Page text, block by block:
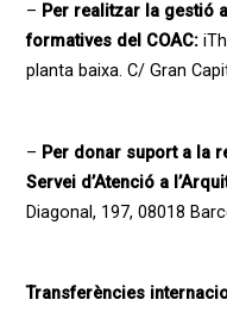
– Per realitzar la gestió
formatives del COAC:
planta baixa. C/ Gran
– Per donar suport a la
Servei d’Atenció a
Diagonal, 197, 08018
Transferències